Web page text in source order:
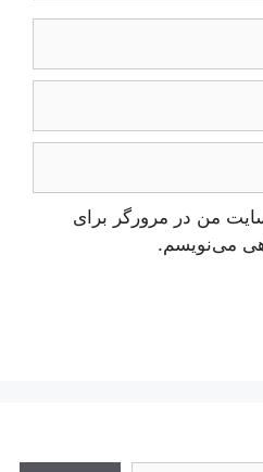
من در مرورگر برای
می‌نویسم.